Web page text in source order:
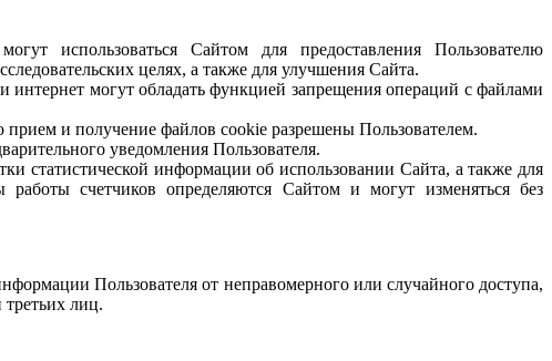
использоваться Сайтом для предоставления Пользователю
целях, а также для улучшения Сайта.
интернет могут обладать функцией запрещения операций с файлами
прием и получение файлов cookie разрешены Пользователем.
уведомления Пользователя.
статистической информации об использовании Сайта, а также для
счетчиков определяются Сайтом и могут изменяться без
Пользователя от неправомерного или случайного доступа,
лиц.